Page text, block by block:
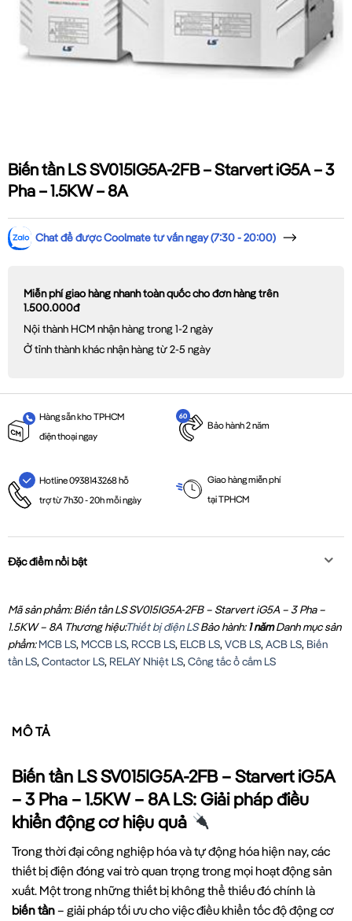
Biến tần LS SV015IG5A-2FB – Starvert iG5A – 3
Pha – 1.5KW – 8A
Chat để được Coolmate tư vấn ngay (7:30 - 20:00)
Miễn phí giao hàng nhanh toàn quốc cho đơn hàng trên
1.500.000đ
Nội thành HCM nhận hàng trong 1-2 ngày
Ở tỉnh thành khác nhận hàng từ 2-5 ngày
Hàng sẵn kho TPHCM
điện thoại ngay
Bảo hành 2 năm
Hotline 0938143268 hỗ
trợ từ 7h30 - 20h mỗi ngày
Giao hàng miễn phí
tại TPHCM
Đặc điểm nổi bật
Mã sản phẩm: Biến tần LS SV015IG5A-2FB – Starvert iG5A – 3 Pha –
1.5KW – 8A Thương hiệu:Thiết bị điện LS Bảo hành:1 nămDanh mục sản
phẩm:MCB LS, MCCB LS, RCCB LS, ELCB LS,VCB LS,ACB LS, Biến
tần LS,Contactor LS, RELAY Nhiệt LS,Công tắc ổ cắm LS
MÔ TẢ
Biến tần LS SV015IG5A-2FB – Starvert iG5A
– 3 Pha – 1.5KW – 8A LS: Giải pháp điều
khiển động cơ hiệu quả
Trong thời đại công nghiệp hóa và tự động hóa hiện nay, các
thiết bị điện đóng vai trò quan trọng trong mọi hoạt động sản
xuất. Một trong những thiết bị không thể thiếu đó chính là
biến tần– giải pháp tối ưu cho việc điều khiển tốc độ động cơ